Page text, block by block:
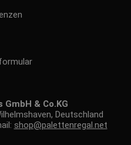
& Co.KG
Deutschland
shop@palettenregal.net